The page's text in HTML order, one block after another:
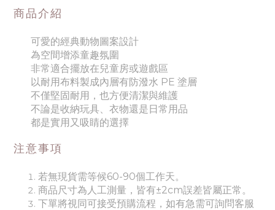
商品介紹
可愛的經典動物圖案設計
為空間增添童趣氛圍
非常適合擺放在兒童房或遊戲區
以耐用布料製成內層有防潑水 PE 塗層
不僅堅固耐用，也方便清潔與維護
不論是收納玩具、衣物還是日常用品
都是實用又吸睛的選擇
注意事項
若無現貨需等候60-90個工作天。
商品尺寸為人工測量，皆有±2cm誤差皆屬正常。
下單將視同可接受預購流程，如有急需可詢問客服